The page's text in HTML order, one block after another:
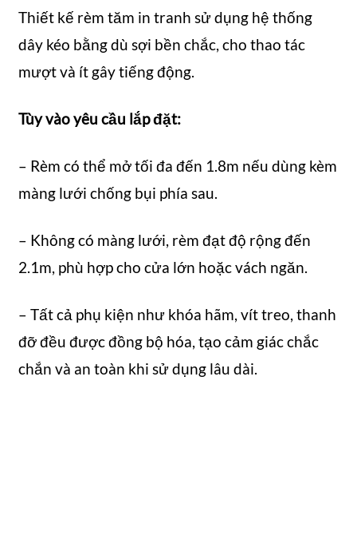
Thiết kế rèm tăm in tranh sử dụng hệ thống
dây kéo bằng dù sợi bền chắc, cho thao tác
mượt và ít gây tiếng động.
Tùy vào yêu cầu lắp đặt:
– Rèm có thể mở tối đa đến 1.8m nếu dùng kèm
màng lưới chống bụi phía sau.
– Không có màng lưới, rèm đạt độ rộng đến
2.1m, phù hợp cho cửa lớn hoặc vách ngăn.
– Tất cả phụ kiện như khóa hãm, vít treo, thanh
đỡ đều được đồng bộ hóa, tạo cảm giác chắc
chắn và an toàn khi sử dụng lâu dài.